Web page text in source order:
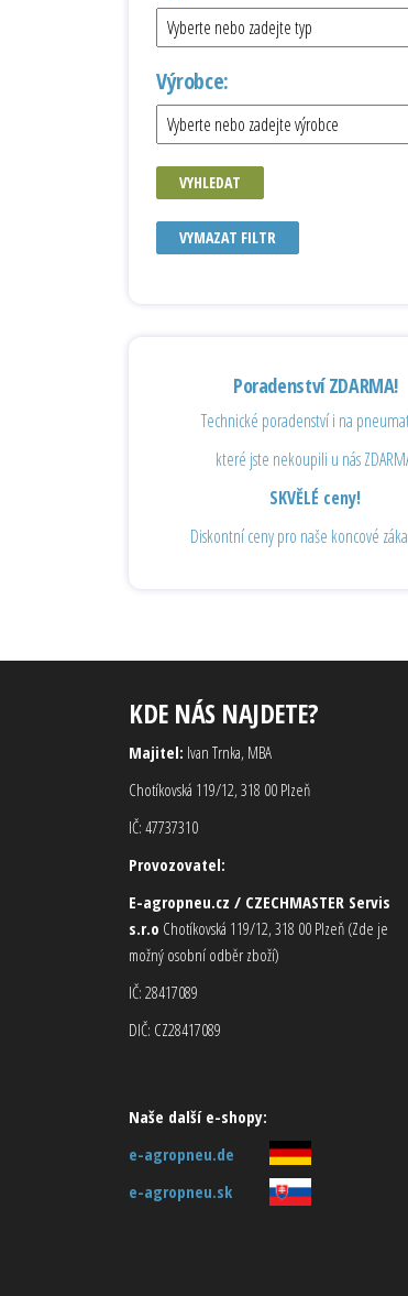
Výrobce:
VYHLEDAT
VYMAZAT FILTR
Poradenství ZDARMA!
Technické poradenství i na
které jste nekoupili u nás
SKVĚLÉ ceny!
Diskontní ceny pro naše koncové
KDE NÁS NAJDETE?
Majitel: Ivan Trnka, MBA
Chotíkovská 119/12, 318 00 Plzeň
IČ: 47737310
Provozovatel:
E-agropneu.cz / CZECHMASTER Servis
s.r.o Chotíkovská 119/12, 318 00 Plzeň (Zde je
možný osobní odběr zboží)
IČ: 28417089
DIČ: CZ28417089
Naše další e-shopy:
e-agropneu.de
e-agropneu.sk